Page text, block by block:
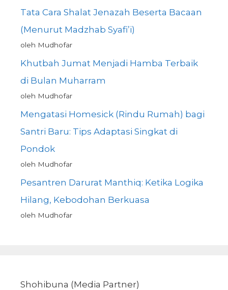
Tata Cara Shalat Jenazah Beserta Bacaan
(Menurut Madzhab Syafi’i)
oleh Mudhofar
Khutbah Jumat Menjadi Hamba Terbaik
di Bulan Muharram
oleh Mudhofar
Mengatasi Homesick (Rindu Rumah) bagi
Santri Baru: Tips Adaptasi Singkat di
Pondok
oleh Mudhofar
Pesantren Darurat Manthiq: Ketika Logika
Hilang, Kebodohan Berkuasa
oleh Mudhofar
Shohibuna (Media Partner)